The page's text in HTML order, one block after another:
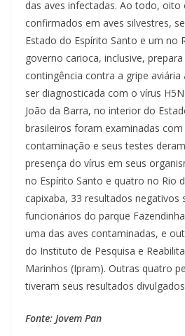
das aves infectadas. Ao todo, oito
confirmados em aves silvestres,
Estado do Espírito Santo e um no
governo carioca, inclusive,
contingência contra a gripe aviária
ser diagnosticada com o vírus
João da Barra, no interior do
brasileiros foram examinadas com
contaminação e seus testes
presença do vírus em seus
no Espírito Santo e quatro no Rio
capixaba, 33 resultados negativos
funcionários do parque
uma das aves contaminadas, e
do Instituto de Pesquisa e
Marinhos (Ipram). Outras quatro
tiveram seus resultados
Fonte: Jovem Pan